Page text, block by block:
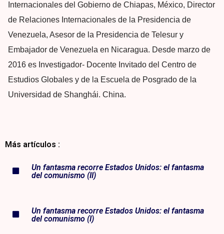
Internacionales del Gobierno de Chiapas, México, Director
de Relaciones Internacionales de la Presidencia de
Venezuela, Asesor de la Presidencia de Telesur y
Embajador de Venezuela en Nicaragua. Desde marzo de
2016 es Investigador- Docente Invitado del Centro de
Estudios Globales y de la Escuela de Posgrado de la
Universidad de Shanghái. China.
Más artículos :
Un fantasma recorre Estados Unidos: el fantasma
del comunismo (II)
Un fantasma recorre Estados Unidos: el fantasma
del comunismo (I)